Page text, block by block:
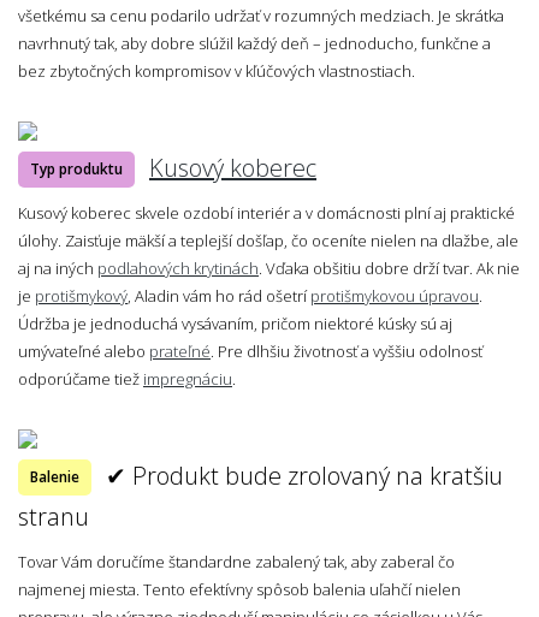
všetkému sa cenu podarilo udržať v rozumných medziach. Je skrátka
navrhnutý tak, aby dobre slúžil každý deň – jednoducho, funkčne a
bez zbytočných kompromisov v kľúčových vlastnostiach.
Typ produktu Kusový koberec
Kusový koberec skvele ozdobí interiér a v domácnosti plní aj praktické
úlohy. Zaisťuje mäkší a teplejší došľap, čo oceníte nielen na dlažbe, ale
aj na iných podlahových krytinách . Vďaka obšitiu dobre drží tvar. Ak nie
je protišmykový , Aladin vám ho rád ošetríprotišmykovou úpravou
Údržba je jednoduchá vysávaním, pričom niektoré kúsky sú aj
umývateľné alebo prateľné . Pre dlhšiu životnosť a vyššiu odolnosť
odporúčame tiež impregnáciu
Balenie
✔ Produkt bude zrolovaný na kratšiu
stranu
Tovar Vám doručíme štandardne zabalený tak, aby zaberal čo
najmenej miesta. Tento efektívny spôsob balenia uľahčí nielen